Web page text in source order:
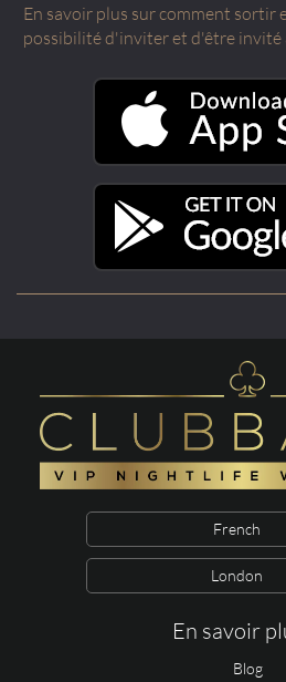
En savoir plus sur comment sortir
possibilité d'inviter et d'être invité
French
London
En savoir
Blog